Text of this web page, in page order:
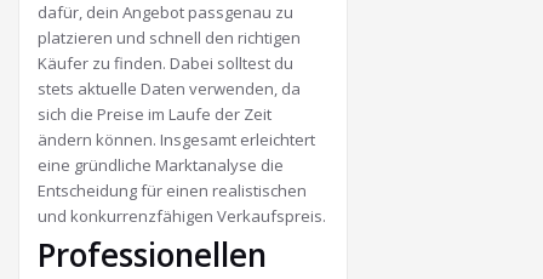
dafür, dein Angebot passgenau zu
platzieren und schnell den richtigen
Käufer zu finden. Dabei solltest du
stets aktuelle Daten verwenden, da
sich die Preise im Laufe der Zeit
ändern können. Insgesamt erleichtert
eine gründliche Marktanalyse die
Entscheidung für einen realistischen
und konkurrenzfähigen Verkaufspreis.
Professionellen